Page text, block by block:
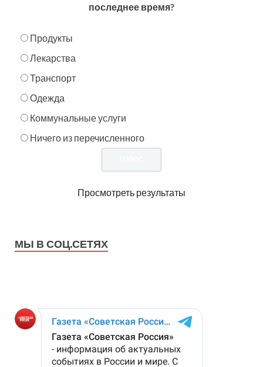
последнее время?
Продукты
Лекарства
Транспорт
Одежда
Коммунальные услуги
Ничего из перечисленного
Просмотреть результаты
МЫ В СОЦ.СЕТЯХ